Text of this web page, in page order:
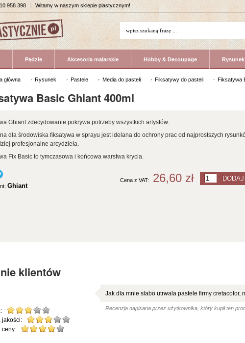
958 398 | Witamy w naszym sklepie plastycznym!
Pędzle Akcesoria malarskie Hobby & Decoupage Rysunek
główna Rysunek Pastele Media do pasteli Fiksatywy do pasteli Fiksatywa
Basic Ghiant 400ml
Ghiant zdecydowanie pokrywa potrzeby wszystkich artystów.
dla środowiska fiksatywa w sprayu jest idelana do ochrony prac od najprostszych
profesjonalne arcydzieła.
Fix Basic to tymczasowa i końcowa warstwa krycia.
Ghiant
26,60 zł
Cena z VAT:
klientów
jakości:
ceny:
Jak dla mnie slabo utrwala pastele firmy cretacolor,
Recenzja napisana przez użytkownika, który kupił ten